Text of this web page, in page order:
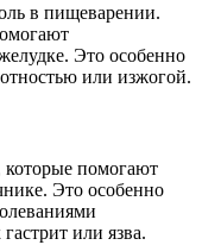
в пищеварении.
Это особенно
или изжогой.
которые помогают
Это особенно
или язва.